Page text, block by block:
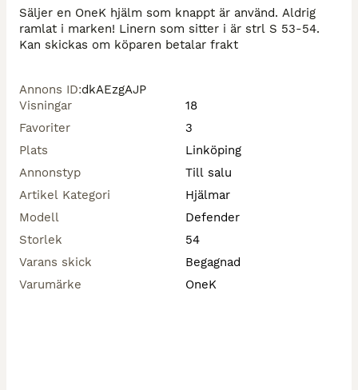
Säljer en OneK hjälm som knappt är använd. Aldrig
ramlat i marken! Linern som sitter i är strl S 53-54.
Kan skickas om köparen betalar frakt
Annons ID:dkAEzgAJP
Visningar
18
Favoriter
3
Plats
Linköping
Annonstyp
Till salu
Artikel Kategori
Hjälmar
Modell
Defender
Storlek
54
Varans skick
Begagnad
Varumärke
OneK